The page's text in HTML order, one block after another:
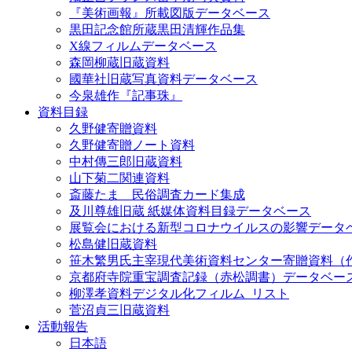
『美術画報』所載図版データベース
黒田記念館所蔵黒田清輝作品集
X線フィルムデータベース
森岡柳蔵旧蔵資料
國華社旧蔵写真資料データベース
今泉雄作『記事珠』
資料目録
久野健寄贈資料
久野健寄贈ノート資料
中村傳三郎旧蔵資料
山下菊二関連資料
斎藤たま 民俗調査カード集成
及川尊雄旧蔵 紙媒体資料目録データベース
展覧会における新型コロナウイルスの影響データ
松島健旧蔵資料
笹木繁男氏主宰現代美術資料センター寄贈資料（
京都府寺院重宝調査記録（赤松調書）データベー
柳澤孝資料デジタル化フィルム_リスト
菅沼貞三旧蔵資料
活動報告
日本語